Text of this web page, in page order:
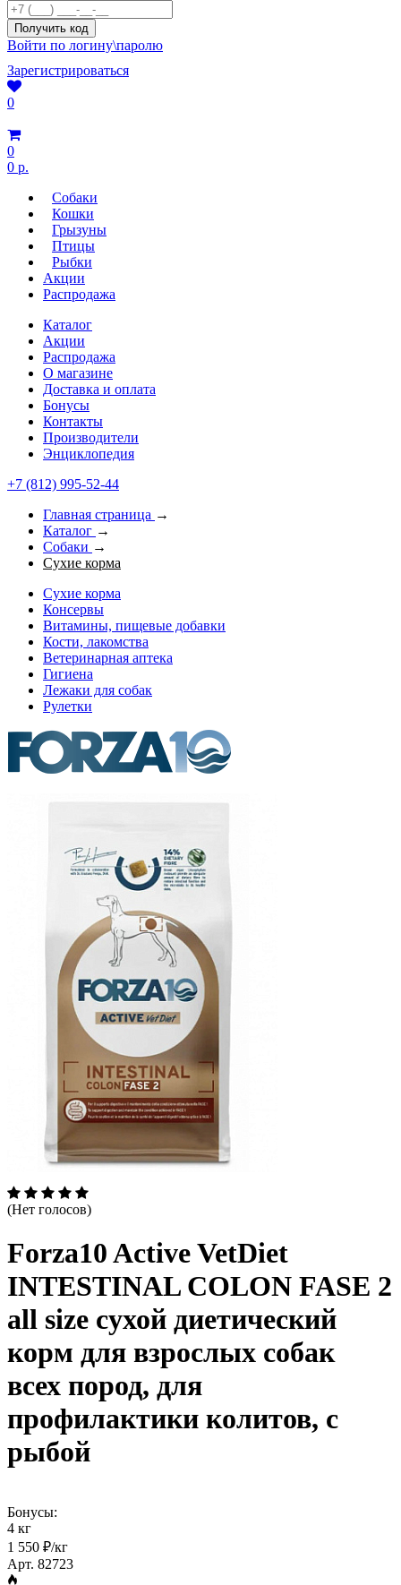
Войти по логину\паролю
Зарегистрироваться
0
0
0 р.
Собаки
Кошки
Грызуны
Птицы
Рыбки
Акции
Распродажа
Каталог
Акции
Распродажа
О магазине
Доставка и оплата
Бонусы
Контакты
Производители
Энциклопедия
+7 (812) 995-52-44
Главная страница →
Каталог →
Собаки →
Сухие корма
Сухие корма
Консервы
Витамины, пищевые добавки
Кости, лакомства
Ветеринарная аптека
Гигиена
Лежаки для собак
Рулетки
(Нет голосов)
Forza10 Active VetDiet
INTESTINAL COLON FASE 2
all size сухой диетический
корм для взрослых собак
всех пород, для
профилактики колитов, с
рыбой
Бонусы:
4 кг
1 550 ₽/кг
Арт. 82723